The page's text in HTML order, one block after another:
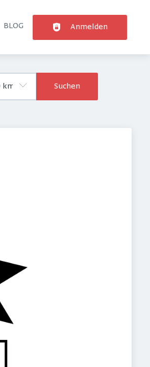
BLOG Anmelden
Suchen